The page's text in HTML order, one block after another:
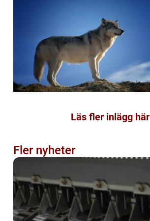
Läs fler inlägg här
Fler nyheter